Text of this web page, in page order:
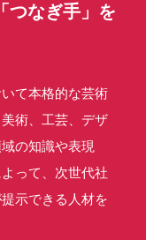
つなぎ手」を
て本格的な芸術
術、工芸、デザ
の知識や表現
って、次世代社
示できる人材を